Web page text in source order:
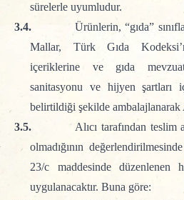
sürelerle uyumludur.
3.4.
Ürünlerin, “gıda”
Mallar, Türk Gıda
içeriklerine ve gıda
sanitasyonu ve hijyen şartları
belirtildiği şekilde ambalajlanarak
3.5.
Alıcı tarafından teslim
olmadığının
23/c maddesinde düzenlenen
uygulanacaktır. Buna göre: